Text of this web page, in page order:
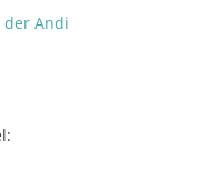
der Andi